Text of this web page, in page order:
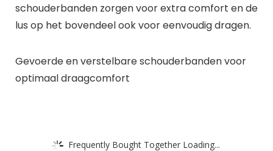
schouderbanden zorgen voor extra comfort en de
lus op het bovendeel ook voor eenvoudig dragen.
Gevoerde en verstelbare schouderbanden voor
optimaal draagcomfort
Frequently Bought Together Loading...